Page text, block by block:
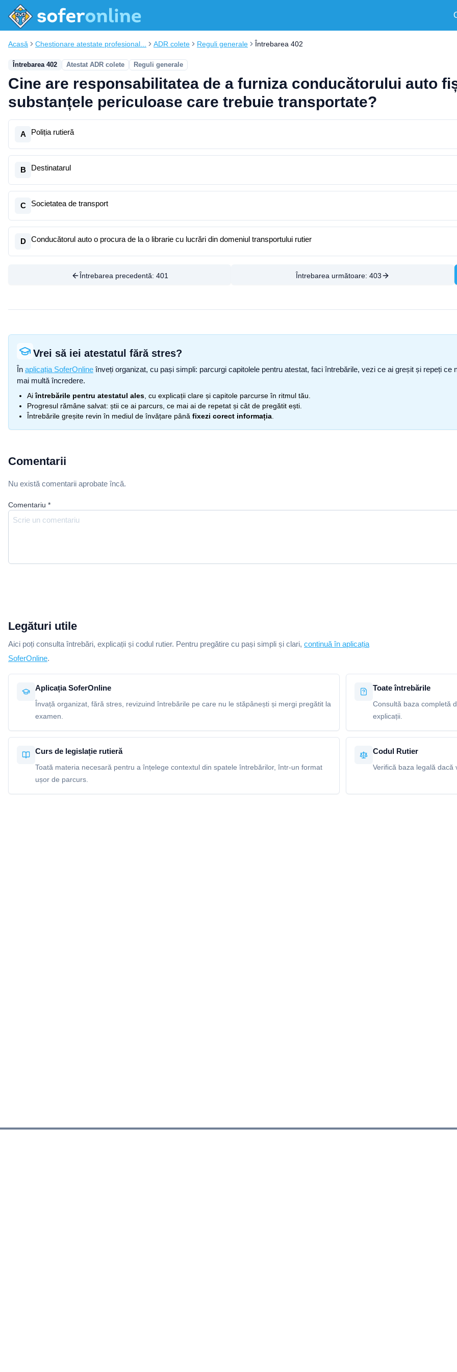
Acasă Chestionare atestate profesional... ADR colete Reguli generale Întrebarea 402
Întrebarea 402 Atestat ADR colete Reguli generale
Cine are responsabilitatea de a furniza conducătorului auto
substanțele periculoase care trebuie transportate?
A Poliția rutieră
B Destinatarul
C Societatea de transport
D Conducătorul auto o procura de la o librarie cu lucrări din domeniul transportului rutier
Întrebarea precedentă: 401 Întrebarea următoare: 403
Vrei să iei atestatul fără stres?
În aplicația SoferOnline înveți organizat, cu pași simpli: parcurgi capitolele pentru atestat, faci întrebările, vezi ce ai greșit și repeți
mai multă încredere.
Aiîntrebările pentru atestatul ales , cu explicații clare și capitole parcurse în ritmul tău.
Progresul rămâne salvat: știi ce ai parcurs, ce mai ai de repetat și cât de pregătit ești.
Întrebările greșite revin în mediul de învățare până fixezi corect informația
Comentarii
Nu există comentarii aprobate încă.
Comentariu *
Legături utile
Aici poți consulta întrebări, explicații și codul rutier. Pentru pregătire cu pași simpli și clari, continuă în aplicația
SoferOnline.
Aplicația SoferOnline
Învață organizat, fără stres, revizuind întrebările pe care nu le stăpânești și mergi pregătit la
examen.
Toate întrebările
Consultă baza completă
explicații.
Curs de legislație rutieră
Toată materia necesară pentru a înțelege contextul din spatele întrebărilor, într-un format
ușor de parcurs.
Codul Rutier
Verifică baza legală dacă